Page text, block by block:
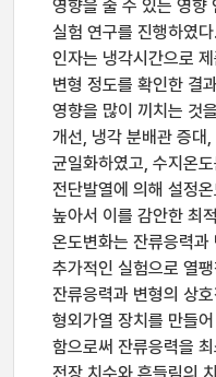
영향을 줄 수 있는 영향
실험 연구를 진행하였
인자는 냉각시간으로
변형 정도를 확인한 결
영향을 많이 끼치는 것
개선, 냉각 분배관 증
균일화하였고, 수지온
전단발열에 의해 설정
높아서 이를 감안한 최
온도변화는 잔류응력과
추가적인 실험으로 열
잔류응력과 변형의 상
형외가열 장치를 만들
함으로써 잔류응력을